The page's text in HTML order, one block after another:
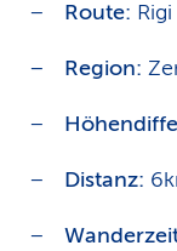
Route:
Region:
Distanz: